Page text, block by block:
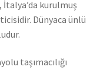
İtalya’da kurulmuş
Dünyaca ünlü
taşımacılığı